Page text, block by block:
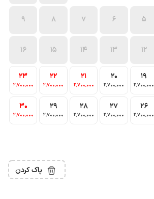
5
6
7
8
9
12
13
14
15
16
19
2٬700٬000
20
2٬700٬000
21
2٬700٬000
22
2٬700٬000
23
2٬700٬000
26
2٬700٬000
27
2٬700٬000
28
2٬700٬000
29
2٬700٬000
30
2٬700٬000
پاک کردن